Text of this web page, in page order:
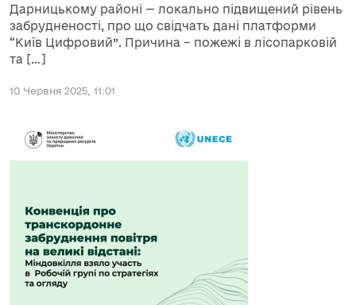
Дарницькому районі — локально підвищений рівень
забрудненості, про що свідчать дані платформи
“Київ Цифровий”. Причина – пожежі в лісопарковій
та […]
10 Червня 2025, 11:01